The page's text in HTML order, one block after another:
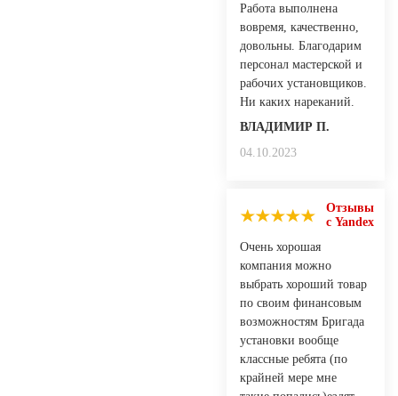
Работа выполнена
вовремя, качественно,
довольны. Благодарим
персонал мастерской и
рабочих установщиков.
Ни каких нареканий.
ВЛАДИМИР П.
04.10.2023
Отзывы
с Yandex
Очень хорошая
компания можно
выбрать хороший товар
по своим финансовым
возможностям Бригада
установки вообще
классные ребята (по
крайней мере мне